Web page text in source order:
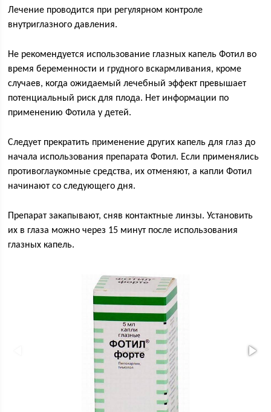
Лечение проводится при регулярном контроле
внутриглазного давления.
Не рекомендуется использование глазных капель Фотил во
время беременности и грудного вскармливания, кроме
случаев, когда ожидаемый лечебный эффект превышает
потенциальный риск для плода. Нет информации по
применению Фотила у детей.
Следует прекратить применение других капель для глаз до
начала использования препарата Фотил. Если применялись
противоглаукомные средства, их отменяют, а капли Фотил
начинают со следующего дня.
Препарат закапывают, сняв контактные линзы. Установить
их в глаза можно через 15 минут после использования
глазных капель.